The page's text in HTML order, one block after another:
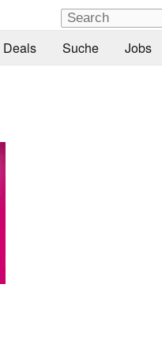
Deals Suche Jobs